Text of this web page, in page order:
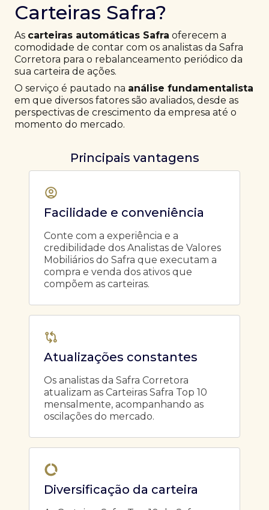
Carteiras Safra?
As carteiras automáticas Safra oferecem a
comodidade de contar com os analistas da Safra
Corretora para o rebalanceamento periódico da
sua carteira de ações.
O serviço é pautado na análise fundamentalista
em que diversos fatores são avaliados, desde as
perspectivas de crescimento da empresa até o
momento do mercado.
Principais vantagens
Facilidade e conveniência
Conte com a experiência e a
credibilidade dos Analistas de Valores
Mobiliários do Safra que executam a
compra e venda dos ativos que
compõem as carteiras.
Atualizações constantes
Os analistas da Safra Corretora
atualizam as Carteiras Safra Top 10
mensalmente, acompanhando as
oscilações do mercado.
Diversificação da carteira